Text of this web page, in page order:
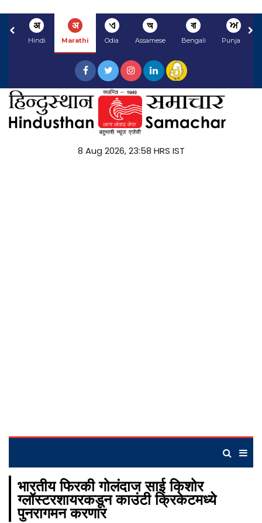
अ
Hindi
अ
Marathi
ଏ
Odia
অ
Assamese
বা
Bengali
ਅ
Punjabi
8 Aug 2026, 23:58 HRS IST
भारतीय फिरकी गोलंदाज साई किशोर
ग्लॉस्टरशायरकडून काउंटी क्रिकेटमध्ये
पुनरागमन करणार